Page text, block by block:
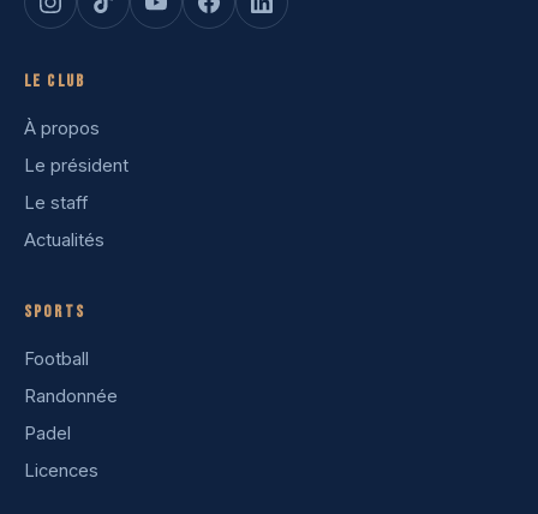
Le club
À propos
Le président
Le staff
Actualités
Sports
Football
Randonnée
Padel
Licences